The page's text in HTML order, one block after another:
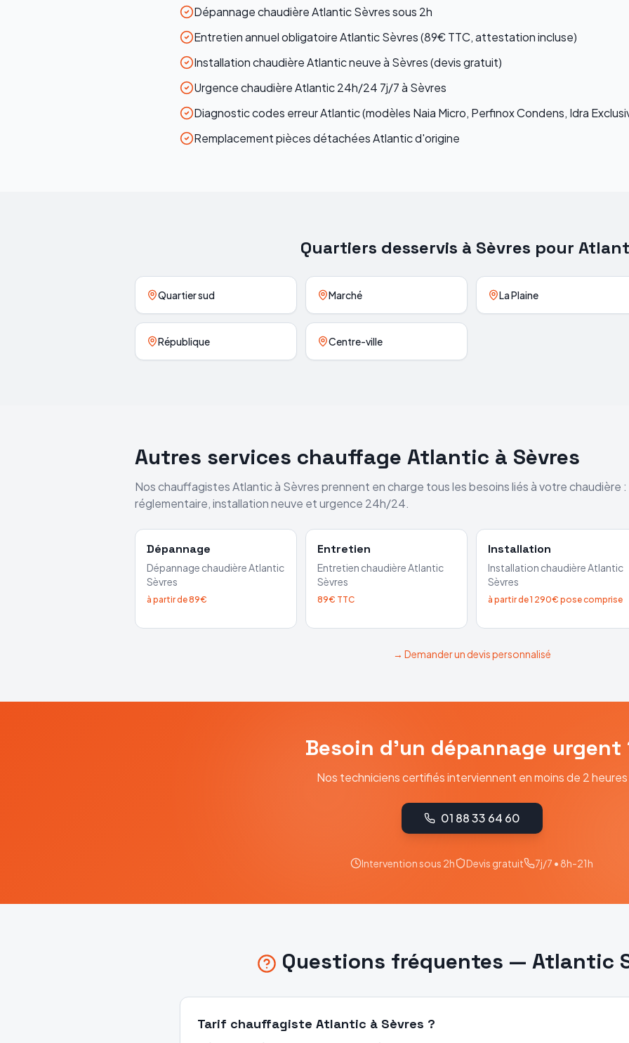
Dépannage chaudière Atlantic Sèvres sous 2h
Entretien annuel obligatoire Atlantic Sèvres (89€ TTC, attestation incluse)
Installation chaudière Atlantic neuve à Sèvres (devis gratuit)
Urgence chaudière Atlantic 24h/24 7j/7 à Sèvres
Diagnostic codes erreur Atlantic (modèles Naia Micro, Perfinox Condens, Idra
Remplacement pièces détachées Atlantic d'origine
Quartiers desservis à Sèvres pour
Quartier sud Marché La Plaine
République Centre-ville
Autres services chauffage Atlantic à Sèvres
Nos chauffagistesAtlanticà Sèvresprennent en charge tous les besoins liés à votre chaudière
réglementaire, installation neuve et urgence 24h/24.
Dépannage
Dépannage chaudièreAtlantic
Sèvres
à partir de 89€
Entretien
Entretien chaudièreAtlantic
Sèvres
89€ TTC
Installation
Installation chaudièreAtlantic
Sèvres
à partir de 1 290€ pose comprise
→ Demander un devis personnalisé
Besoin d'un dépannage urgent
Nos techniciens certifiés interviennent en moins de 2 heures
01 88 33 64 60
Intervention sous 2h Devis gratuit 7j/7 • 8h-21h
Questions fréquentes — Atlantic
Tarif chauffagiste Atlantic à Sèvres ?